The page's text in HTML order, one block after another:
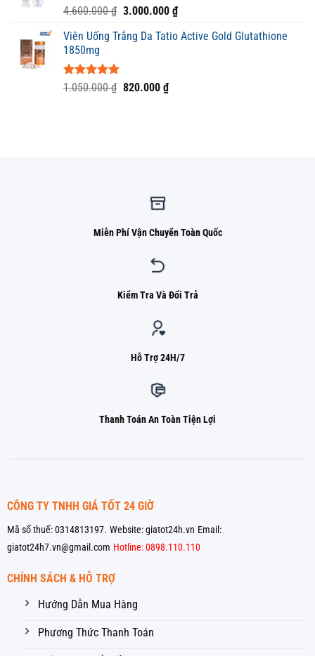
6.200.000 ₫.
Được xếp
5 sao
4.600.000₫ Giá
là:
3.000.000 ₫Giá
tại
Viên Uống Trắng Da Tatio Active Gold Glutathione
1850mg
Được xếp
1.050.000₫ Giá
820.000 ₫Giá
Miễn Phí Vận Chuyển Toàn Quốc
Kiểm Tra Và Đổi Trả
Hỗ Trợ 24H/7
Thanh Toán An Toàn Tiện Lợi
CÔNG TY TNHH GIÁ TỐT 24 GIỜ
Mã số thuế: 0314813197. Website: giatot24h.vn Email:
giatot24h7.vn@gmail.com Hotline: 0898.110.110
CHÍNH SÁCH & HỖ TRỢ
Hướng Dẫn Mua Hàng
Phương Thức Thanh Toán